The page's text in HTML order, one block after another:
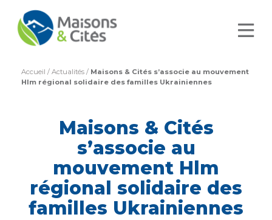
Accueil / Actualités / Maisons & Cités s’associe au mouvement
Hlm régional solidaire des familles Ukrainiennes
Maisons & Cités
s’associe au
mouvement Hlm
régional solidaire des
familles Ukrainiennes